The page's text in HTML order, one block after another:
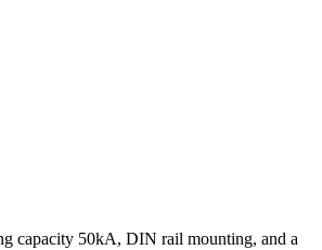
capacity 50kA, DIN rail mounting, and a